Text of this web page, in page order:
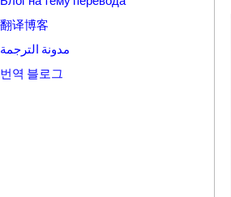
翻译博客
مدونة الترجمة
번역 블로그